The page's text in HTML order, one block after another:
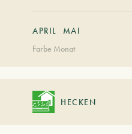
APRIL
MAI
Farbe Monat
HECKEN